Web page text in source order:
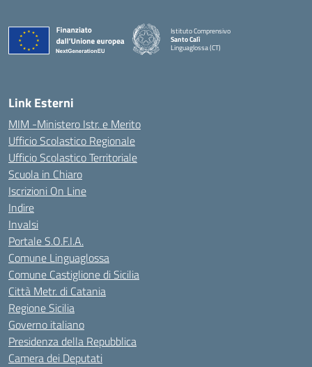
Istituto Comprensivo
Santo Calì
Linguaglossa (CT)
— Visita la pagina iniziale della scuola
Link Esterni
MIM -Ministero Istr. e Merito
Ufficio Scolastico Regionale
Ufficio Scolastico Territoriale
Scuola in Chiaro
Iscrizioni On Line
Indire
Invalsi
Portale S.O.F.I.A.
Comune Linguaglossa
Comune Castiglione di Sicilia
Città Metr. di Catania
Regione Sicilia
Governo italiano
Presidenza della Repubblica
Camera dei Deputati